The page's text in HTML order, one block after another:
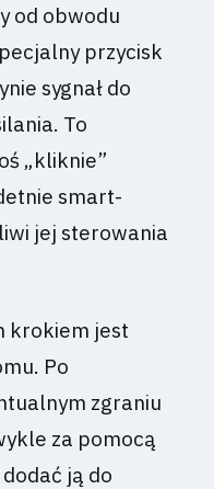
od obwodu
przycisk
sygnał do
To
„kliknie”
smart-
jej sterowania
krokiem jest
Po
zgraniu
za pomocą
ją do